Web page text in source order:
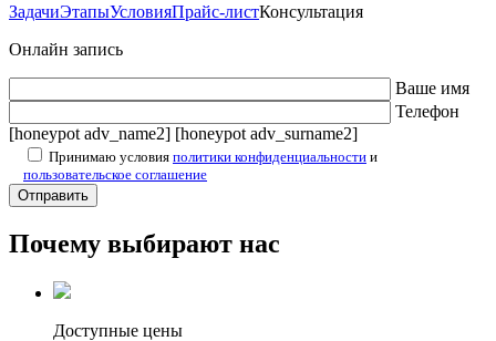
ЗадачиЭтапыУсловияПрайс-листКонсультация
Онлайн запись
Ваше имя
Телефон
[honeypot adv_name2] [honeypot adv_surname2]
Принимаю условия политики конфиденциальности и
пользовательское соглашение
Почему выбирают нас
Доступные цены